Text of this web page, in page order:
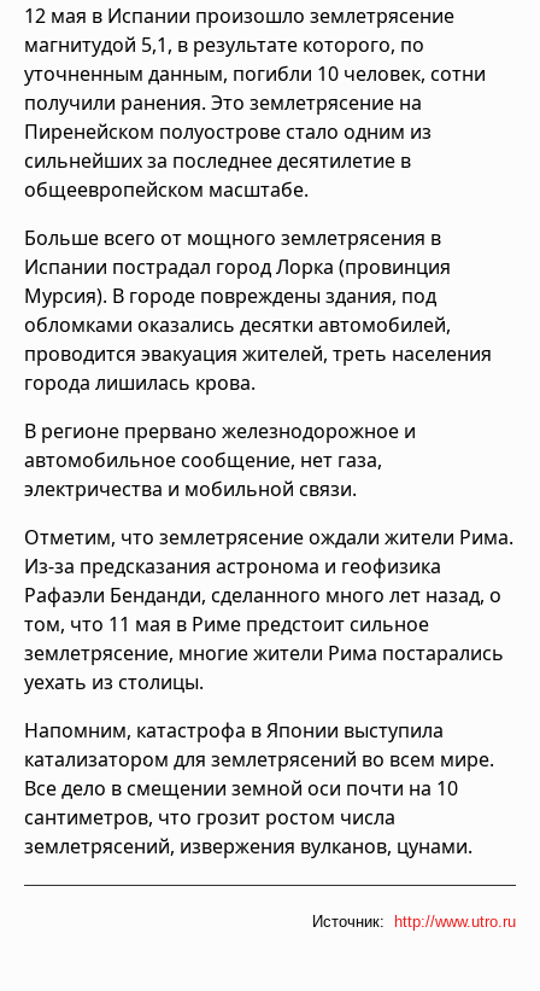
12 мая в Испании произошло землетрясение
магнитудой 5,1, в результате которого, по
уточненным данным, погибли 10 человек, сотни
получили ранения. Это землетрясение на
Пиренейском полуострове стало одним из
сильнейших за последнее десятилетие в
общеевропейском масштабе.
Больше всего от мощного землетрясения в
Испании пострадал город Лорка (провинция
Мурсия). В городе повреждены здания, под
обломками оказались десятки автомобилей,
проводится эвакуация жителей, треть населения
города лишилась крова.
В регионе прервано железнодорожное и
автомобильное сообщение, нет газа,
электричества и мобильной связи.
Отметим, что землетрясение ождали жители Рима.
Из-за предсказания астронома и геофизика
Рафаэли Бенданди, сделанного много лет назад, о
том, что 11 мая в Риме предстоит сильное
землетрясение, многие жители Рима постарались
уехать из столицы.
Напомним, катастрофа в Японии выступила
катализатором для землетрясений во всем мире.
Все дело в смещении земной оси почти на 10
сантиметров, что грозит ростом числа
землетрясений, извержения вулканов, цунами.
Источник: http://www.utro.ru